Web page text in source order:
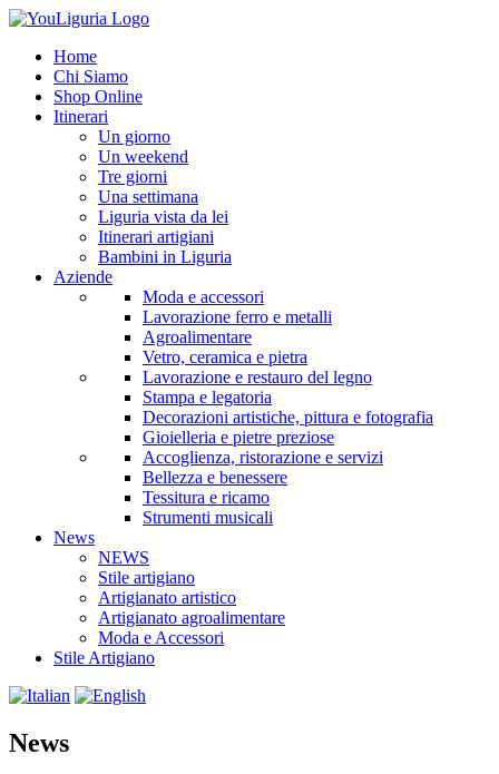
Home
Chi Siamo
Shop Online
Itinerari
Un giorno
Un weekend
Tre giorni
Una settimana
Liguria vista da lei
Itinerari artigiani
Bambini in Liguria
Aziende
Moda e accessori
Lavorazione ferro e metalli
Agroalimentare
Vetro, ceramica e pietra
Lavorazione e restauro del legno
Stampa e legatoria
Decorazioni artistiche, pittura e fotografia
Gioielleria e pietre preziose
Accoglienza, ristorazione e servizi
Bellezza e benessere
Tessitura e ricamo
Strumenti musicali
News
NEWS
Stile artigiano
Artigianato artistico
Artigianato agroalimentare
Moda e Accessori
Stile Artigiano
News